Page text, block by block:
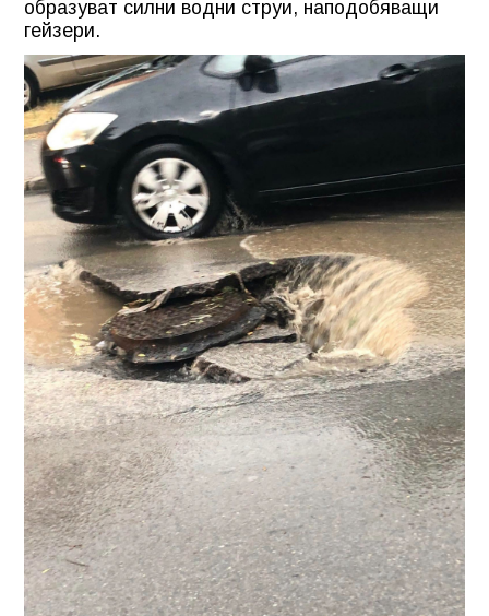
образуват силни водни струи, наподобяващи
гейзери.